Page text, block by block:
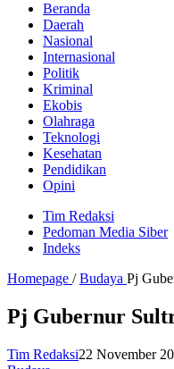
Beranda
Daerah
Nasional
Internasional
Politik
Kriminal
Ekobis
Olahraga
Teknologi
Kesehatan
Pendidikan
Opini
Tim Redaksi
Pedoman Media Siber
Indeks
Homepage / Budaya Pj
Pj Gubernur
Tim Redaksi22 November